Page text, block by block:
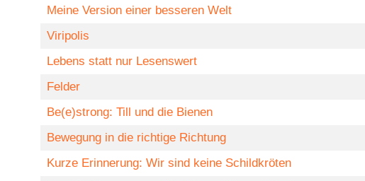
Meine Version einer besseren Welt
Viripolis
Lebens statt nur Lesenswert
Felder
Be(e)strong: Till und die Bienen
Bewegung in die richtige Richtung
Kurze Erinnerung: Wir sind keine Schildkröten